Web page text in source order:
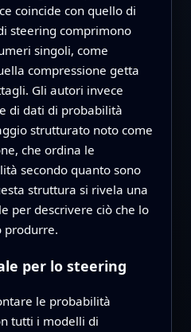
coincide con quello di
steering comprimono
singoli, come
compressione getta
Gli autori invece
di dati di probabilità
strutturato noto come
che ordina le
secondo quanto sono
struttura si rivela una
per descrivere ciò che lo
produrre.
per lo steering
le probabilità
tutti i modelli di